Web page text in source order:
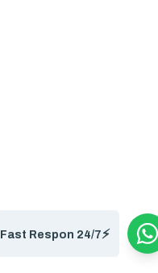
Fast Respon 24/7⚡️